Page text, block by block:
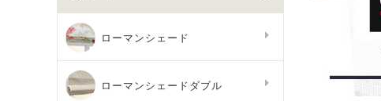
ローマンシェード
ローマンシェードダブル